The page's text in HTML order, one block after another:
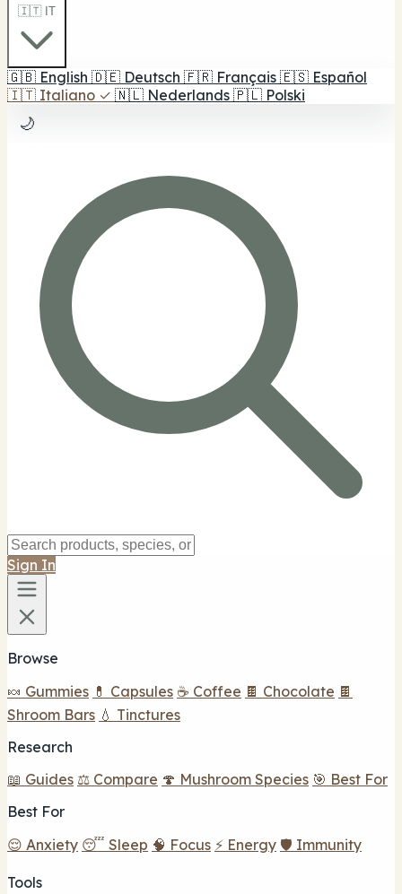
🇮🇹 IT
🇬🇧 English 🇩🇪 Deutsch 🇫🇷 Français 🇪🇸 Español
🇮🇹 Italiano ✓ 🇳🇱 Nederlands 🇵🇱 Polski
🌙
Sign In
Browse
🍬 Gummies 💊 Capsules ☕ Coffee 🍫 Chocolate 🍫
Shroom Bars 💧 Tinctures
Research
📖 Guides ⚖️ Compare 🍄 Mushroom Species 🎯 Best For
Best For
😌 Anxiety 😴 Sleep 🧠 Focus ⚡ Energy 🛡️ Immunity
Tools